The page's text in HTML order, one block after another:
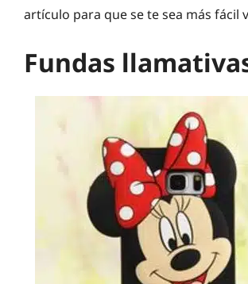
artículo para que se te sea más fácil
Fundas